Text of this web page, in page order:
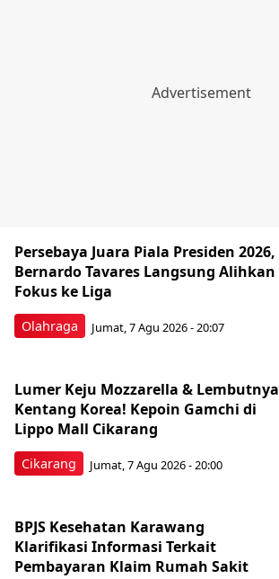
Olahraga
Persebaya Juara Piala Presiden 2026,
Bernardo Tavares Langsung Alihkan
Fokus ke Liga
Jumat, 7 Agu 2026 - 20:07
Cikarang
Lumer Keju Mozzarella & Lembutnya
Kentang Korea! Kepoin Gamchi di
Lippo Mall Cikarang
Jumat, 7 Agu 2026 - 20:00
BPJS Kesehatan Karawang
Klarifikasi Informasi Terkait
Pembayaran Klaim Rumah Sakit